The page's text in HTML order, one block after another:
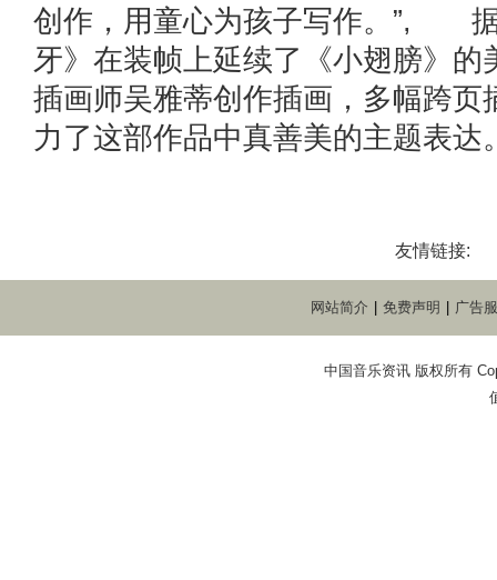
创作，用童心为孩子写作。”,
牙》在装帧上延续了《小翅膀》的
插画师吴雅蒂创作插画，多幅跨页
力了这部作品中真善美的主题表达
友情链接:
网站简介 免费声明 广告
中国音乐资讯 版权所有